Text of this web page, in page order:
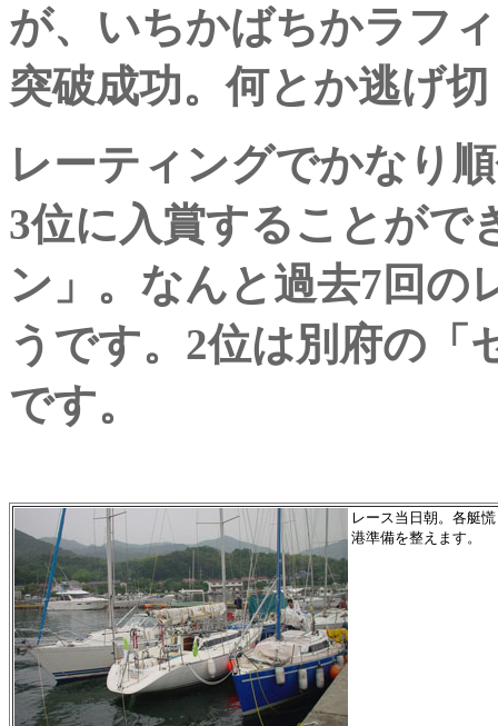
が、いちかばちかラフ
突破成功。何とか逃げ
レーティングでかなり
3位に入賞することがで
ン」。なんと過去7回の
うです。2位は別府の「
です。
レース当日朝。各艇
港準備を整えます。